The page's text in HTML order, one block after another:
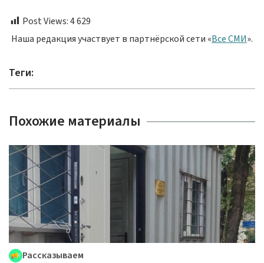
Post Views:4 629
Наша редакция участвует в партнёрской сети «Все СМИ».
Теги:
Похожие материалы
Рассказываем